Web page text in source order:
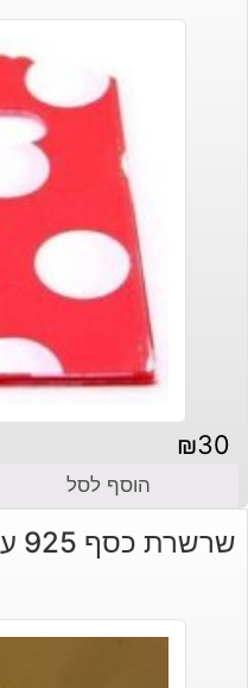
₪30
הוסף לסל
שרשרת כסף 925 עיצוב סליל אורך: 66 ס"מ